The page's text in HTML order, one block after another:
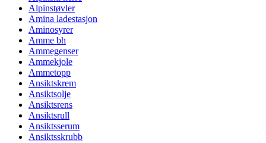
Alpinstøvler
Amina ladestasjon
Aminosyrer
Amme bh
Ammegenser
Ammekjole
Ammetopp
Ansiktskrem
Ansiktsolje
Ansiktsrens
Ansiktsrull
Ansiktsserum
Ansiktsskrubb